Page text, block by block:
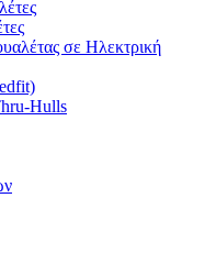
σε Ηλεκτρική
Hulls